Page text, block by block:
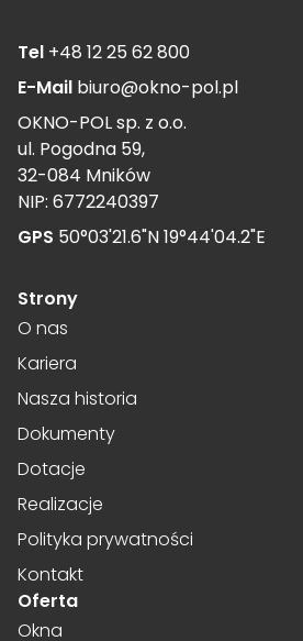
Tel +48 12 25 62 800
E-Mail biuro@okno-pol.pl
OKNO-POL sp. z o.o.
ul. Pogodna 59,
32-084 Mników
NIP: 6772240397
GPS 50°03'21.6"N 19°44'04.2"E
Strony
O nas
Kariera
Nasza historia
Dokumenty
Dotacje
Realizacje
Polityka prywatności
Kontakt
Oferta
Okna